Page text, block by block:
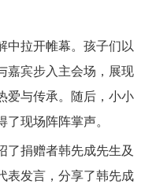
中拉开帷幕。孩子们以
嘉宾步入主会场，展现
爱与传承。随后，小小
现场阵阵掌声。
了捐赠者韩先成先生及
表发言，分享了韩先成